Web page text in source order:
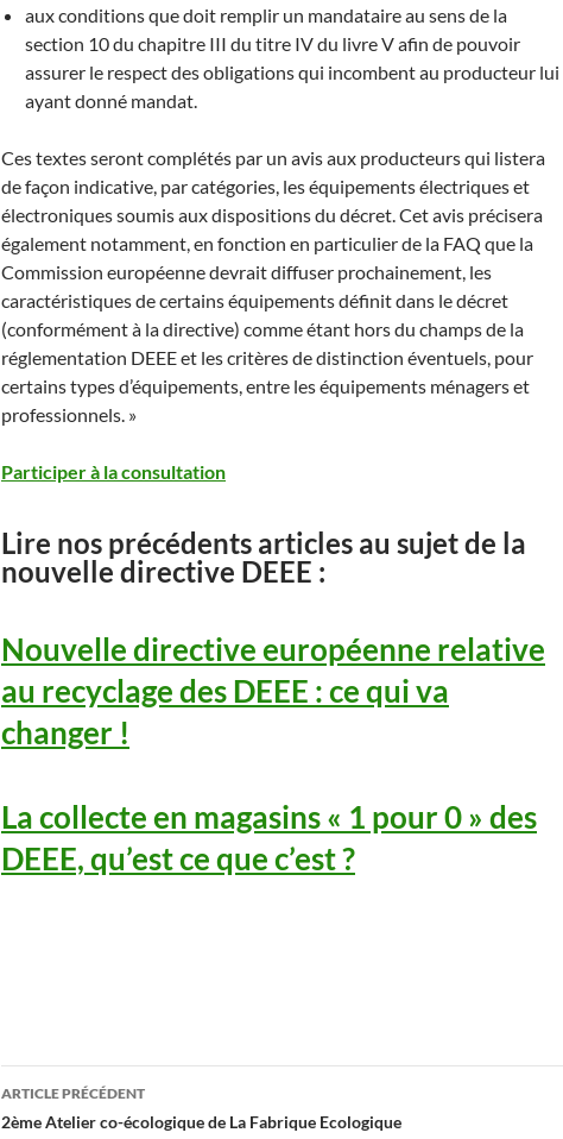
aux conditions que doit remplir un mandataire au sens de la
section 10 du chapitre III du titre IV du livre V afin de pouvoir
assurer le respect des obligations qui incombent au producteur lui
ayant donné mandat.
Ces textes seront complétés par un avis aux producteurs qui listera
de façon indicative, par catégories, les équipements électriques et
électroniques soumis aux dispositions du décret. Cet avis précisera
également notamment, en fonction en particulier de la FAQ que la
Commission européenne devrait diffuser prochainement, les
caractéristiques de certains équipements définit dans le décret
(conformément à la directive) comme étant hors du champs de la
réglementation DEEE et les critères de distinction éventuels, pour
certains types d’équipements, entre les équipements ménagers et
professionnels. »
Participer à la consultation
Lire nos précédents articles au sujet de la
nouvelle directive DEEE :
Nouvelle directive européenne relative
au recyclage des DEEE : ce qui va
changer !
La collecte en magasins « 1 pour 0 » des
DEEE, qu’est ce que c’est ?
Navigation
des
ARTICLE PRÉCÉDENT
2ème Atelier co-écologique de La Fabrique Ecologique